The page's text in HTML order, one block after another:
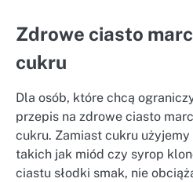
Zdrowe ciasto
cukru
Dla osób, które chcą
przepis na zdrowe ciasto
cukru. Zamiast cukru
takich jak miód czy syrop
ciastu słodki smak, nie